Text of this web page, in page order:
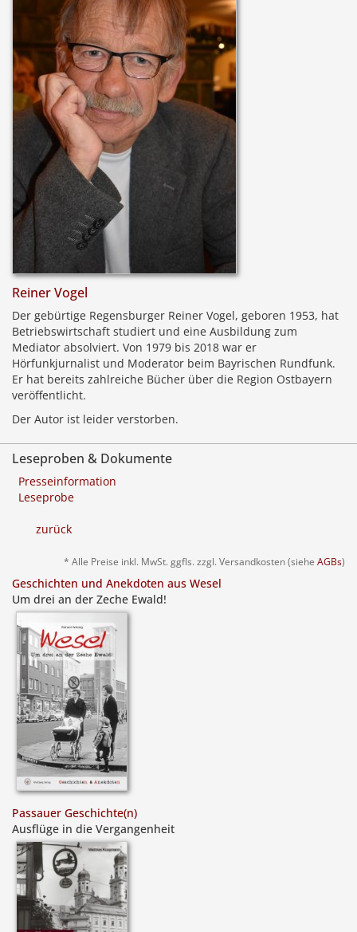
Reiner Vogel
Der gebürtige Regensburger Reiner Vogel, geboren 1953, hat
Betriebswirtschaft studiert und eine Ausbildung zum
Mediator absolviert. Von 1979 bis 2018 war er
Hörfunkjurnalist und Moderator beim Bayrischen Rundfunk.
Er hat bereits zahlreiche Bücher über die Region Ostbayern
veröffentlicht.
Der Autor ist leider verstorben.
Leseproben & Dokumente
Presseinformation
Leseprobe
zurück
* Alle Preise inkl. MwSt. ggfls. zzgl. Versandkosten (siehe AGBs)
Geschichten und Anekdoten aus Wesel
Um drei an der Zeche Ewald!
Passauer Geschichte(n)
Ausflüge in die Vergangenheit